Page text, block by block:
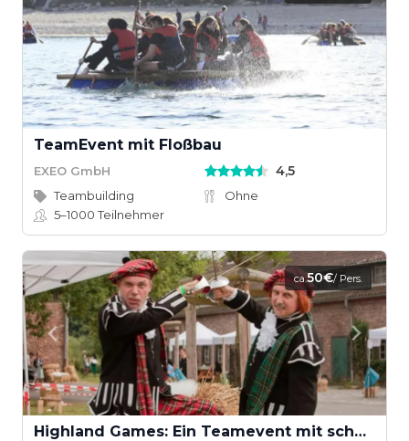
TeamEvent mit Floßbau
EXEO GmbH 4,5
Teambuilding
Ohne
5–1000Teilnehmer
ca.50€/ Pers.
Highland Games: Ein Teamevent mit schottischem Wettkampfgeist